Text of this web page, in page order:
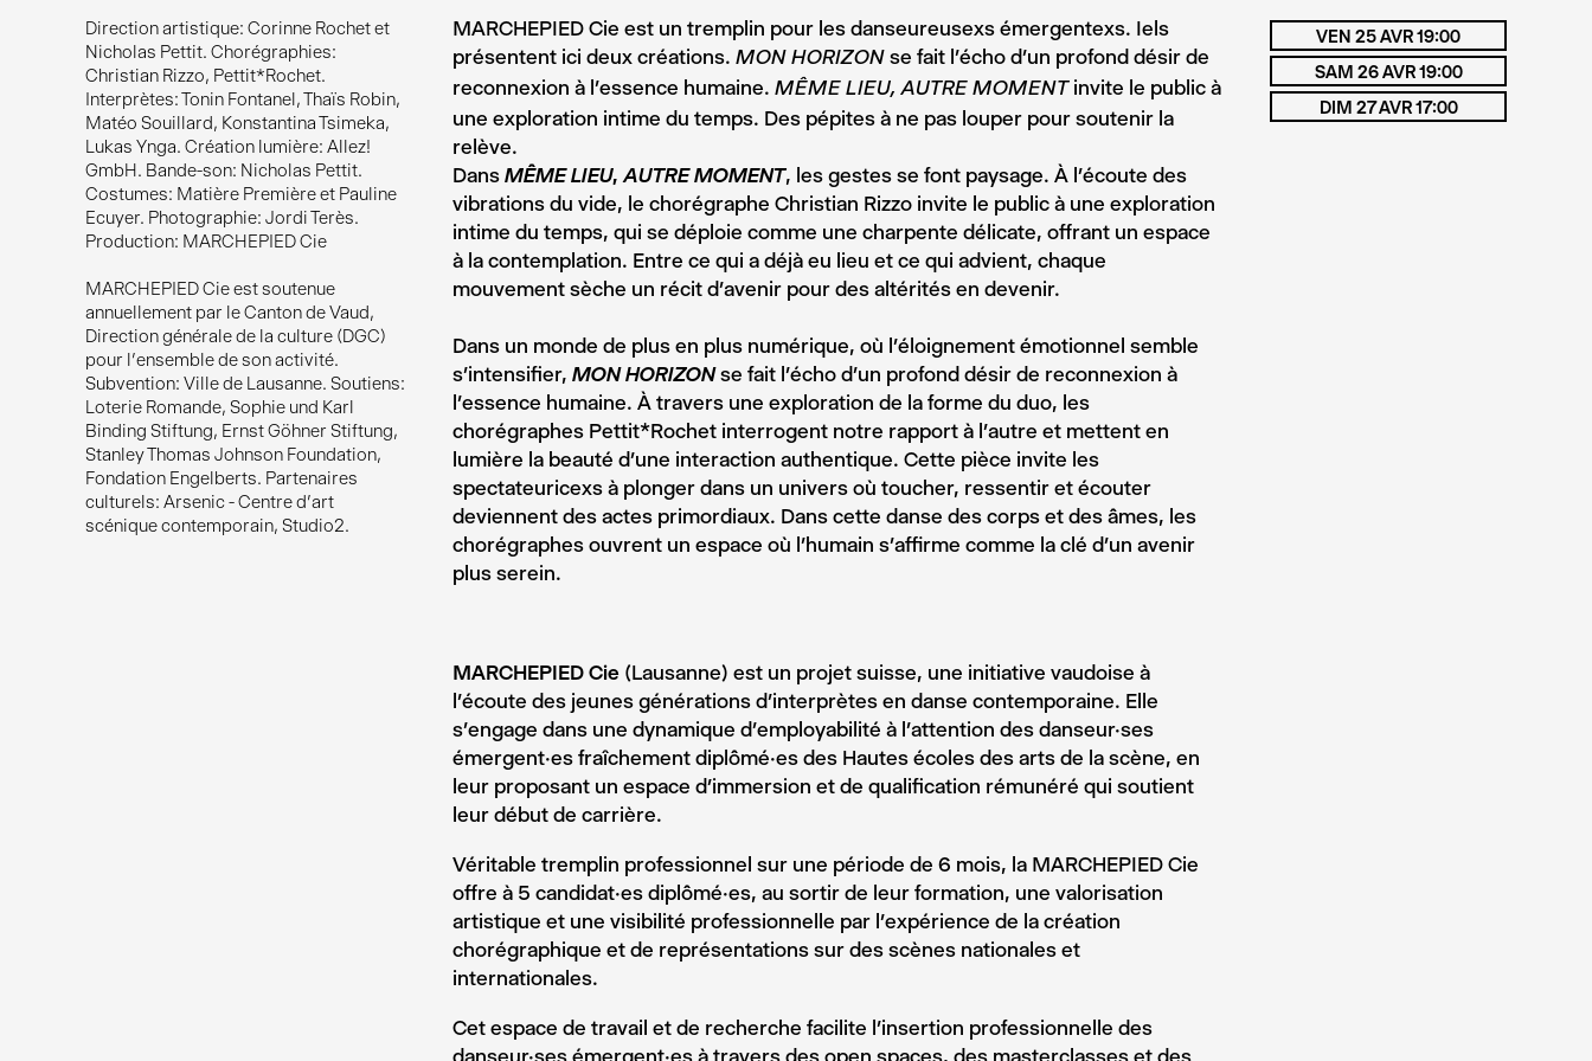
Direction artistique: Corinne Rochet et
Nicholas Pettit. Chorégraphies:
Christian Rizzo, Pettit*Rochet.
Interprètes: Tonin Fontanel, Thaïs Robin,
Matéo Souillard, Konstantina Tsimeka,
Lukas Ynga. Création lumière: Allez!
GmbH. Bande-son: Nicholas Pettit.
Costumes: Matière Première et Pauline
Ecuyer. Photographie: Jordi Terès.
Production: MARCHEPIED Cie
MARCHEPIED Cie est soutenue
annuellement par le Canton de Vaud,
Direction générale de la culture (DGC)
pour l’ensemble de son activité.
Subvention: Ville de Lausanne. Soutiens:
Loterie Romande, Sophie und Karl
Binding Stiftung, Ernst Göhner Stiftung,
Stanley Thomas Johnson Foundation,
Fondation Engelberts. Partenaires
culturels: Arsenic - Centre d'art
scénique contemporain, Studio2.
MARCHEPIED Cie est un tremplin pour les danseureusexs émergentexs. Iels
présentent ici deux créations. MON HORIZON se fait l’écho d’un profond désir de
reconnexion à l’essence humaine. MÊME LIEU, AUTRE MOMENT invite le public à
une exploration intime du temps. Des pépites à ne pas louper pour soutenir la
relève.
Dans MÊME LIEU, AUTRE MOMENT, les gestes se font paysage. À l’écoute des
vibrations du vide, le chorégraphe Christian Rizzo invite le public à une exploration
intime du temps, qui se déploie comme une charpente délicate, offrant un espace
à la contemplation. Entre ce qui a déjà eu lieu et ce qui advient, chaque
mouvement sèche un récit d’avenir pour des altérités en devenir.
Dans un monde de plus en plus numérique, où l’éloignement émotionnel semble
s’intensifier, MON HORIZONse fait l’écho d’un profond désir de reconnexion à
l’essence humaine. À travers une exploration de la forme du duo, les
chorégraphes Pettit*Rochet interrogent notre rapport à l’autre et mettent en
lumière la beauté d’une interaction authentique. Cette pièce invite les
spectateuricexs à plonger dans un univers où toucher, ressentir et écouter
deviennent des actes primordiaux. Dans cette danse des corps et des âmes, les
chorégraphes ouvrent un espace où l’humain s’affirme comme la clé d’un avenir
plus serein.
MARCHEPIED Cie (Lausanne) est un projet suisse, une initiative vaudoise à
l’écoute des jeunes générations d’interprètes en danse contemporaine. Elle
s’engage dans une dynamique d’employabilité à l’attention des danseur·ses
émergent·es fraîchement diplômé·es des Hautes écoles des arts de la scène, en
leur proposant un espace d’immersion et de qualification rémunéré qui soutient
leur début de carrière.
Véritable tremplin professionnel sur une période de 6 mois, la MARCHEPIED Cie
offre à 5 candidat·es diplômé·es, au sortir de leur formation, une valorisation
artistique et une visibilité professionnelle par l’expérience de la création
chorégraphique et de représentations sur des scènes nationales et
internationales.
Cet espace de travail et de recherche facilite l’insertion professionnelle des
danseur·ses émergent·es à travers des open spaces, des masterclasses et des
VEN 25 AVR 19:00
SAM 26 AVR 19:00
DIM 27 AVR 17:00